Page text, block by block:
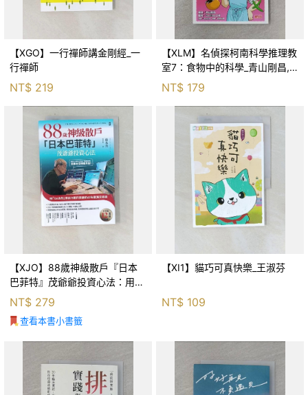
【XGO】一行禪師講金剛經_一
行禪師
NT$ 219
【XLM】名偵探柯南科學推理教
室7：食物中的科學_青山剛昌,
NT$ 179
【XJO】88歲神級散戶『日本
巴菲特』茂爺爺投資心法：用
「126法則」滾出18億円資產的
69年股海交易術_藤本茂, 賴惠
鈴
NT$ 279
查看本書小書籤
【XI1】貓巧可真快樂_王淑芬
NT$ 109